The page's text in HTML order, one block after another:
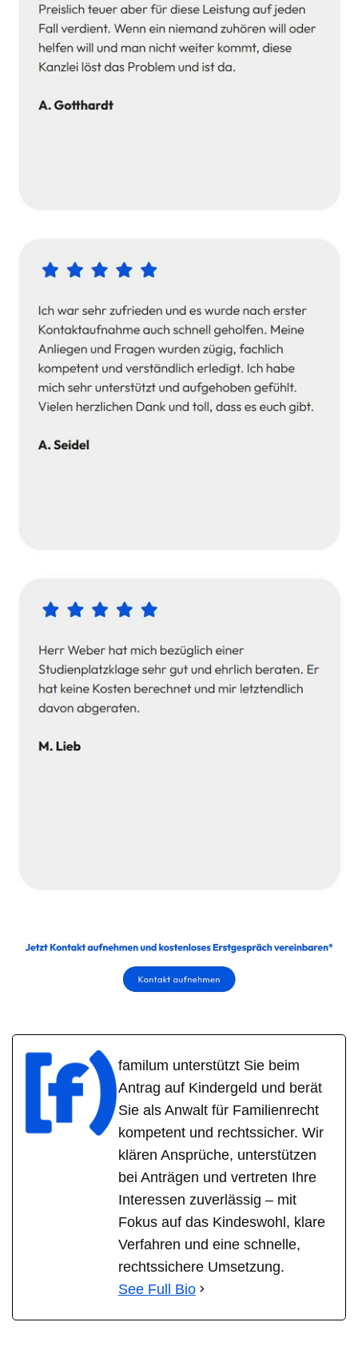
familum unterstützt Sie beim
Antrag auf Kindergeld und berät
Sie als Anwalt für Familienrecht
kompetent und rechtssicher. Wir
klären Ansprüche, unterstützen
bei Anträgen und vertreten Ihre
Interessen zuverlässig – mit
Fokus auf das Kindeswohl, klare
Verfahren und eine schnelle,
rechtssichere Umsetzung.
See Full Bio